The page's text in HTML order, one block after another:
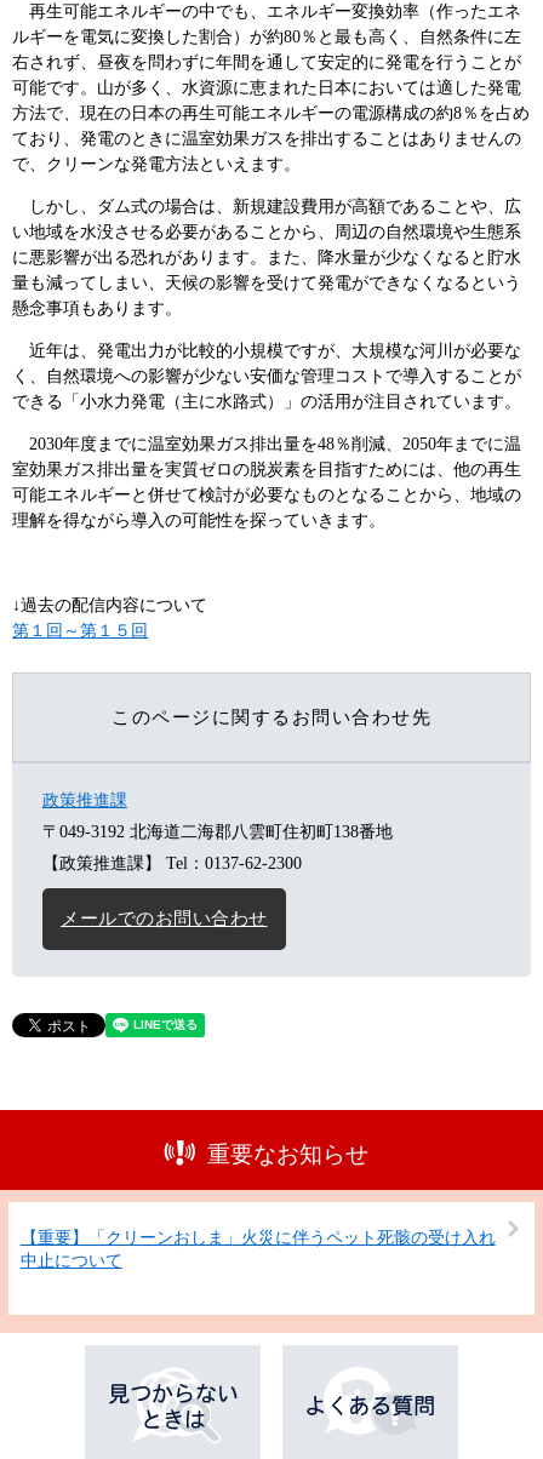
再生可能エネルギーの中でも、エネルギー変換効率（作ったエネ
ルギーを電気に変換した割合）が約80％と最も高く、自然条件に左
右されず、昼夜を問わずに年間を通して安定的に発電を行うことが
可能です。山が多く、水資源に恵まれた日本においては適した発電
方法で、現在の日本の再生可能エネルギーの電源構成の約8％を占め
ており、発電のときに温室効果ガスを排出することはありませんの
で、クリーンな発電方法といえます。
しかし、ダム式の場合は、新規建設費用が高額であることや、広
い地域を水没させる必要があることから、周辺の自然環境や生態系
に悪影響が出る恐れがあります。また、降水量が少なくなると貯水
量も減ってしまい、天候の影響を受けて発電ができなくなるという
懸念事項もあります。
近年は、発電出力が比較的小規模ですが、大規模な河川が必要な
く、自然環境への影響が少ない安価な管理コストで導入することが
できる「小水力発電（主に水路式）」の活用が注目されています。
2030年度までに温室効果ガス排出量を48％削減、2050年までに温
室効果ガス排出量を実質ゼロの脱炭素を目指すためには、他の再生
可能エネルギーと併せて検討が必要なものとなることから、地域の
理解を得ながら導入の可能性を探っていきます。
↓過去の配信内容について
第１回～第１５回
このページに関するお問い合わせ先
政策推進課
〒049-3192 北海道二海郡八雲町住初町138番地
【政策推進課】
Tel：0137-62-2300
メールでのお問い合わせ
重要なお知らせ
【重要】「クリーンおしま」火災に伴うペット死骸の受け入れ
中止について